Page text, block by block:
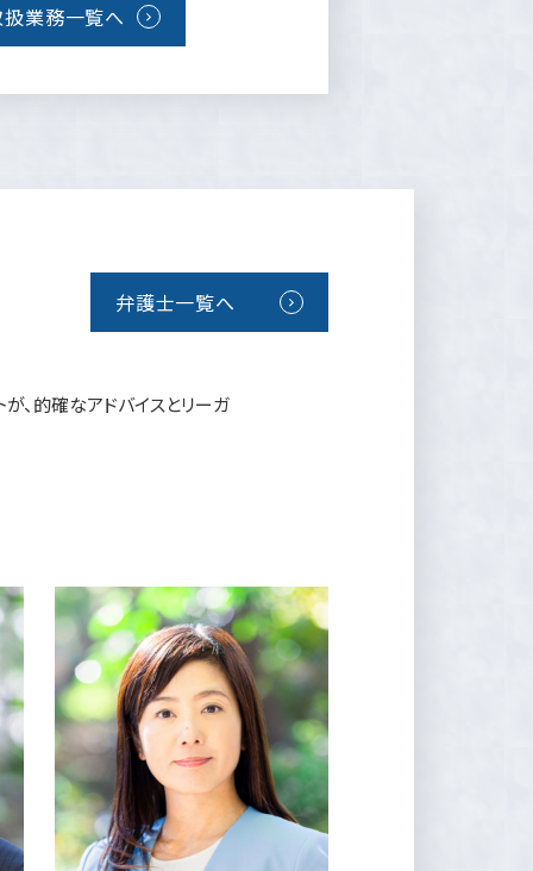
業務一覧へ
、的確なアドバイスとリーガ
弁護士一覧へ